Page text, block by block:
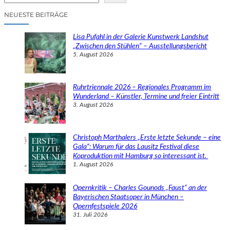
NEUESTE BEITRÄGE
Lisa Pufahl in der Galerie Kunstwerk Landshut
„Zwischen den Stühlen“ – Ausstellungsbericht
5. August 2026
Ruhrtriennale 2026 – Regionales Programm im
Wunderland – Künstler, Termine und freier Eintritt
3. August 2026
Christoph Marthalers „Erste letzte Sekunde – eine
Gala“: Warum für das Lausitz Festival diese
Koproduktion mit Hamburg so interessant ist.
1. August 2026
Opernkritik – Charles Gounods „Faust“ an der
Bayerischen Staatsoper in München –
Opernfestspiele 2026
31. Juli 2026